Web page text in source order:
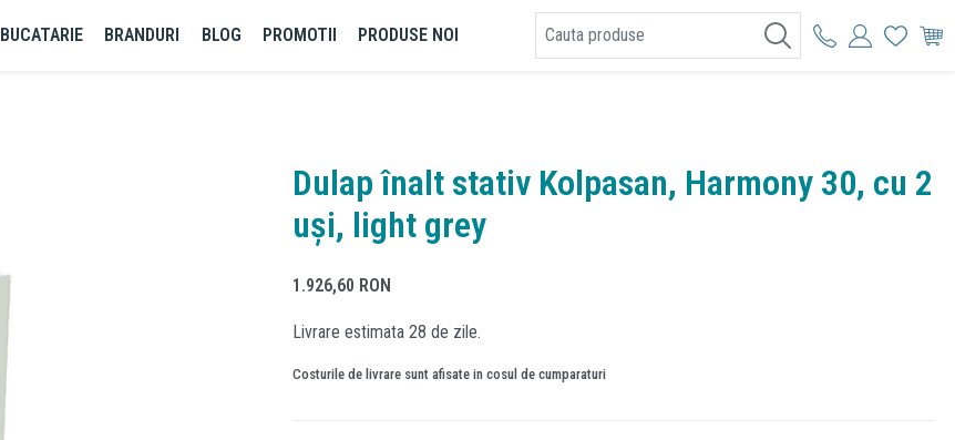
BUCATARIE BRANDURI BLOG PROMOTII PRODUSE NOI
Dulap înalt stativ Kolpasan, Harmony 30, cu 2
uși, light grey
1.926,60 RON
Livrare estimata 28 de zile.
Costurile de livrare sunt afisate in cosul de cumparaturi